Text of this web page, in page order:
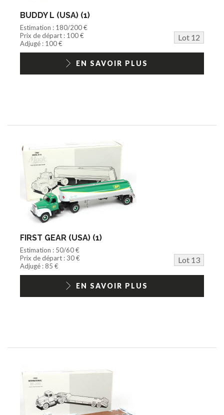
BUDDY L (USA) (1)
Estimation : 180/200 €
Prix de départ : 100 €
Lot 12
Adjugé : 100 €
EN SAVOIR PLUS
FIRST GEAR (USA) (1)
Estimation : 50/60 €
Prix de départ : 30 €
Lot 13
Adjugé : 85 €
EN SAVOIR PLUS